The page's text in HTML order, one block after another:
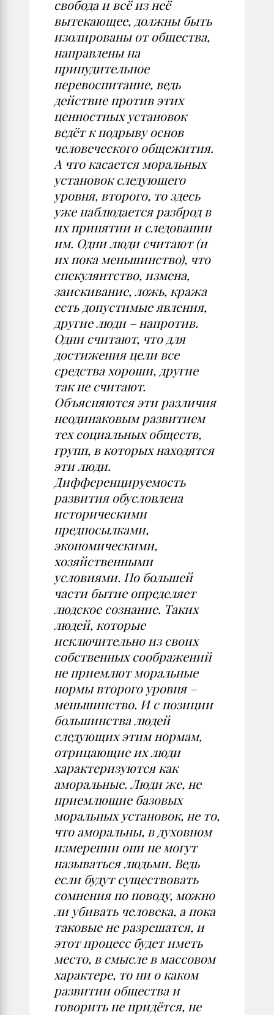
свобода и всё из неё
вытекающее, должны быть
изолированы от общества,
направлены на
принудительное
перевоспитание, ведь
действие против этих
ценностных установок
ведёт к подрыву основ
человеческого общежития.
А что касается моральных
установок следующего
уровня, второго, то здесь
уже наблюдается разброд в
их принятии и следовании
им. Одни люди считают (и
их пока меньшинство), что
спекулянтство, измена,
заискивание, ложь, кража
есть допустимые явления,
другие люди – напротив.
Одни считают, что для
достижения цели все
средства хороши, другие
так не считают.
Объясняются эти различия
неодинаковым развитием
тех социальных обществ,
групп, в которых находятся
эти люди.
Дифференцируемость
развития обусловлена
историческими
предпосылками,
экономическими,
хозяйственными
условиями. По большей
части бытие определяет
людское сознание. Таких
людей, которые
исключительно из своих
собственных соображений
не приемлют моральные
нормы второго уровня –
меньшинство. И с позиции
большинства людей
следующих этим нормам,
отрицающие их люди
характеризуются как
аморальные. Люди же, не
приемлющие базовых
моральных установок, не то,
что аморальны, в духовном
измерении они не могут
называться людьми. Ведь
если будут существовать
сомнения по поводу, можно
ли убивать человека, а пока
таковые не разрешатся, и
этот процесс будет иметь
место, в смысле в массовом
характере, то ни о каком
развитии общества и
говорить не придётся, не